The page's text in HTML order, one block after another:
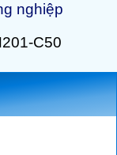
nghiệp
C50